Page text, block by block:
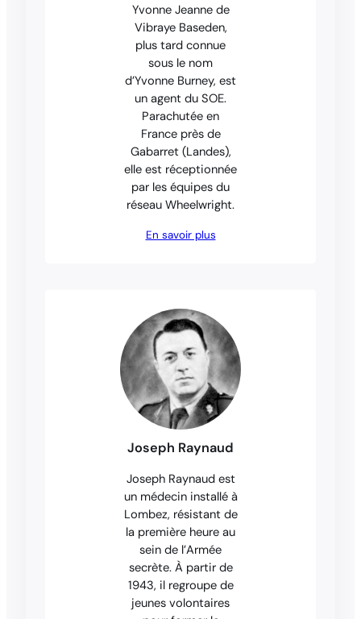
Yvonne Jeanne de
Vibraye Baseden,
plus tard connue
sous le nom
d’Yvonne Burney, est
un agent du SOE.
Parachutée en
France près de
Gabarret (Landes),
elle est réceptionnée
par les équipes du
réseau Wheelwright.
En savoir plus
Joseph Raynaud
Joseph Raynaud est
un médecin installé à
Lombez, résistant de
la première heure au
sein de l’Armée
secrète. À partir de
1943, il regroupe de
jeunes volontaires